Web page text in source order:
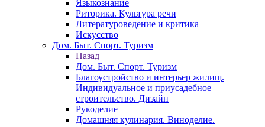
Языкознание
Риторика. Культура речи
Литературоведение и критика
Искусство
Дом. Быт. Спорт. Туризм
Назад
Дом. Быт. Спорт. Туризм
Благоустройство и интерьер жилищ.
Индивидуальное и приусадебное
строительство. Дизайн
Рукоделие
Домашняя кулинария. Виноделие.